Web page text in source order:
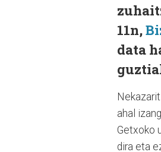
11n,
data
ahal
Getxoko
dira eta